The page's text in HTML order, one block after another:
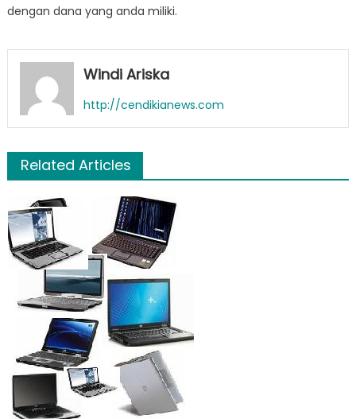
dengan dana yang anda miliki.
Windi Ariska
http://cendikianews.com
Related Articles